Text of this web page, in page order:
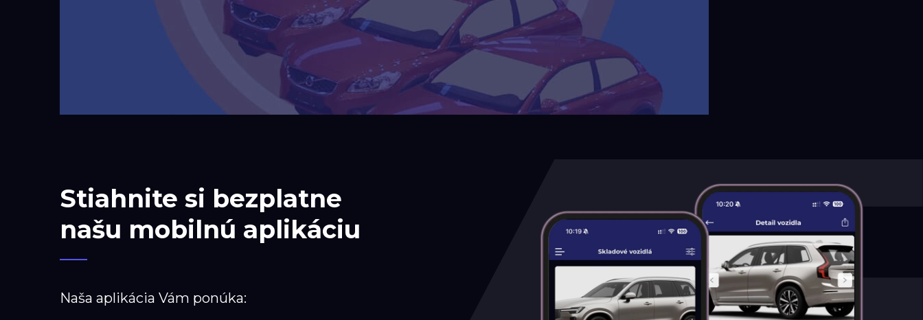
Stiahnite si bezplatne
našu mobilnú aplikáciu
Naša aplikácia Vám ponúka: